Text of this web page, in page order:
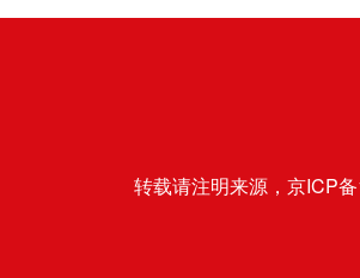
转载请注明来源， 京ICP